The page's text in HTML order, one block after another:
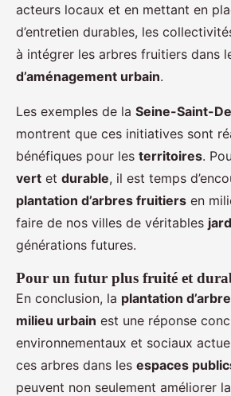
acteurs locaux et en mettant en
d’entretien durables, les
à intégrer les arbres fruitiers dans
d’aménagement urbain.
Les exemples de la Seine-Saint-
montrent que ces initiatives sont
bénéfiques pour les territoires.
vert et durable, il est temps
plantation d’arbres fruitiers en
faire de nos villes de véritables
générations futures.
Pour un futur plus fruité et
En conclusion, la plantation
milieu urbain est une réponse
environnementaux et sociaux
ces arbres dans les espaces
peuvent non seulement améliorer la